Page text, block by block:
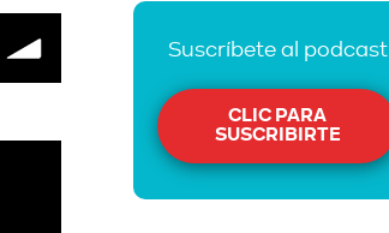
Suscríbete al podcast
CLIC PARA
SUSCRIBIRTE